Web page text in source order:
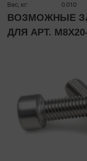
Вес, кг:
0.010
ВОЗМОЖНЫЕ
ДЛЯ АРТ.